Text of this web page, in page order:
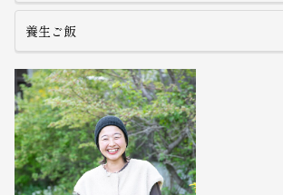
養生ご飯